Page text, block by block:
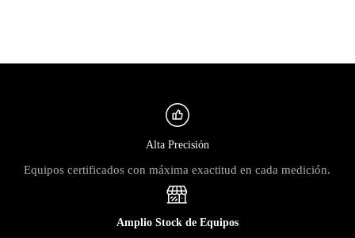
Alta Precisión
Equipos certificados con máxima exactitud en cada medición.
Amplio Stock de Equipos